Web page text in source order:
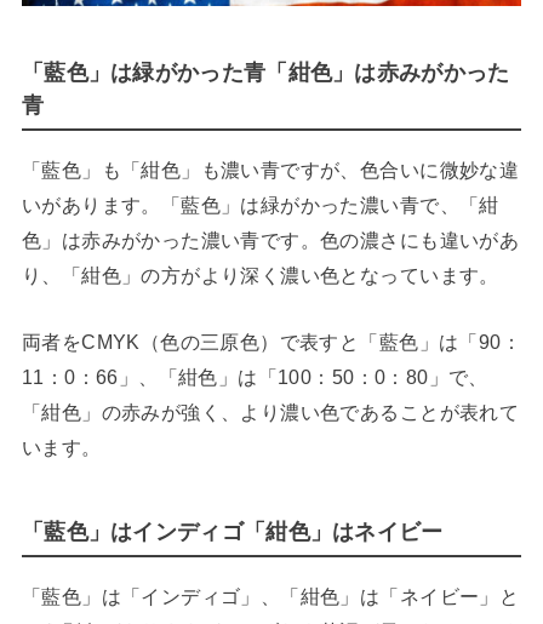
「藍色」は緑がかった青「紺色」は赤みがかった
青
「藍色」も「紺色」も濃い青ですが、色合いに微妙な違
いがあります。「藍色」は緑がかった濃い青で、「紺
色」は赤みがかった濃い青です。色の濃さにも違いがあ
り、「紺色」の方がより深く濃い色となっています。
両者をCMYK（色の三原色）で表すと「藍色」は「90：
11：0：66」、「紺色」は「100：50：0：80」で、
「紺色」の赤みが強く、より濃い色であることが表れて
います。
「藍色」はインディゴ「紺色」はネイビー
「藍色」は「インディゴ」、「紺色」は「ネイビー」と